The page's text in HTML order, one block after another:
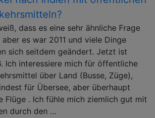
dass es eine sehr ähnliche Frage
es war 2011 und viele Dinge
sich seitdem geändert. Jetzt ist
Ich interessiere mich für öffentliche
über Land (Busse, Züge),
für Übersee, aber überhaupt
Flüge . Ich fühle mich ziemlich gut mit
durch den …